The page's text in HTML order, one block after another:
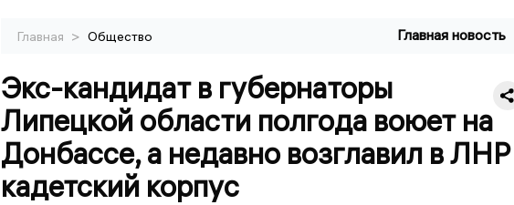
Главная > Общество Главная новость
Экс-кандидат в губернаторы
Липецкой области полгода воюет на
Донбассе, а недавно возглавил в ЛНР
кадетский корпус